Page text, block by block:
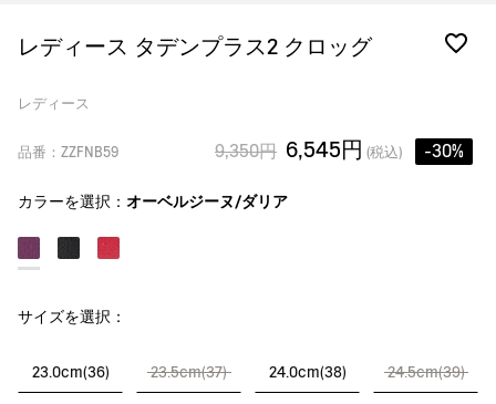
レディース タデンプラス2 クロッグ
レディース
品番：ZZFNB59 9,350円 6,545円 (税込) -30%
カラーを選択： オーベルジーヌ/ダリア
サイズを選択：
23.0cm(36) 23.5cm(37) 24.0cm(38) 24.5cm(39)